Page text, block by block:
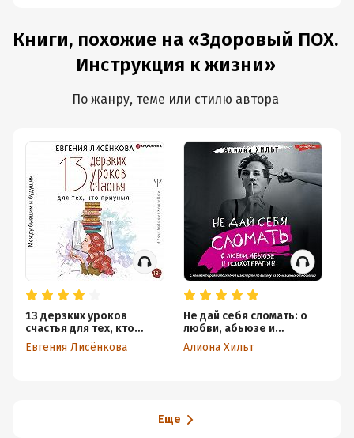
Книги, похожие на «Здоровый ПОХ.
Инструкция к жизни»
По жанру, теме или стилю автора
13 дерзких уроков
счастья для тех, кто
приуныл. Между бывшим
и будущим
Евгения Лисёнкова
Не дай себя сломать: о
любви, абьюзе и
психотерапии
Алиона Хильт
Еще